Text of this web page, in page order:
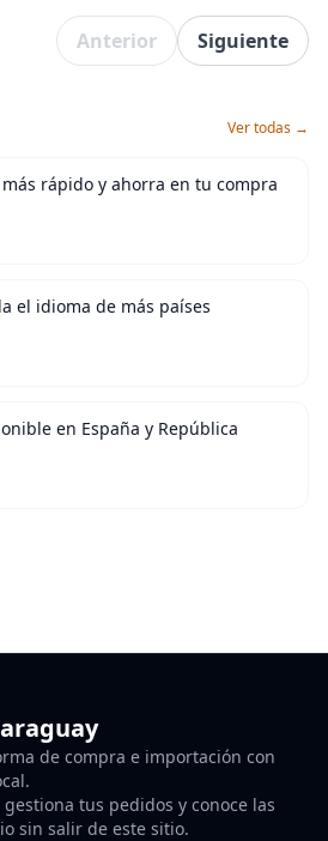
Anterior Siguiente
Ver todas →
rápido y ahorra en tu compra
el idioma de más países
en España y República
de compra e importación con
tus pedidos y conoce las
sin salir de este sitio.